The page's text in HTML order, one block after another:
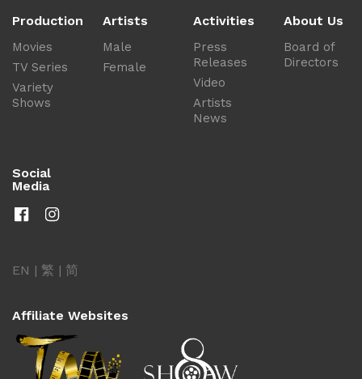
Production
Movies
TV Series
Variety
Shows
Artists
Male
Female
Activities
Press
Releases
Video
Artists
News
About Us
Board of
Directors
Social
Media
EN | 繁 | 简
Affiliate Websites